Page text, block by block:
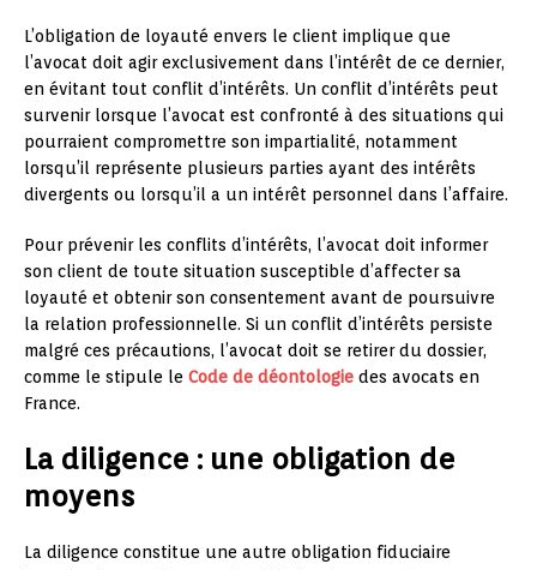
L’obligation de loyauté envers le client implique que
l’avocat doit agir exclusivement dans l’intérêt de ce dernier,
en évitant tout conflit d’intérêts. Un conflit d’intérêts peut
survenir lorsque l’avocat est confronté à des situations qui
pourraient compromettre son impartialité, notamment
lorsqu’il représente plusieurs parties ayant des intérêts
divergents ou lorsqu’il a un intérêt personnel dans l’affaire.
Pour prévenir les conflits d’intérêts, l’avocat doit informer
son client de toute situation susceptible d’affecter sa
loyauté et obtenir son consentement avant de poursuivre
la relation professionnelle. Si un conflit d’intérêts persiste
malgré ces précautions, l’avocat doit se retirer du dossier,
comme le stipule le Code de déontologie des avocats en
France.
La diligence : une obligation de
moyens
La diligence constitue une autre obligation fiduciaire